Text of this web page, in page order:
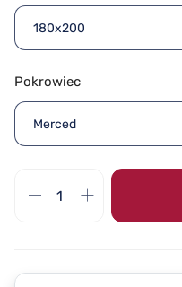
180x200
Pokrowiec
Merced